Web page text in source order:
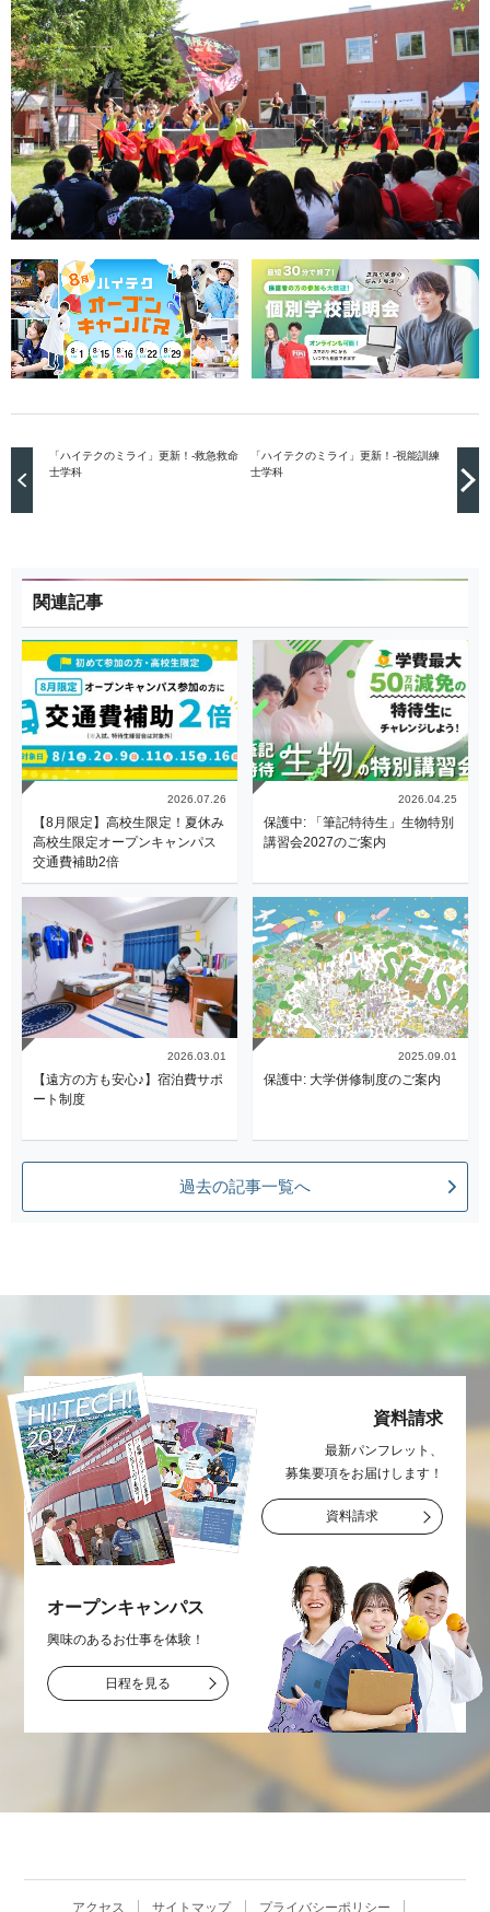
「ハイテクのミライ」更新！-救急救命
士学科
「ハイテクのミライ」更新！-視能訓練
士学科
関連記事
2026.07.26
【8月限定】高校生限定！夏休み
高校生限定オープンキャンパス
交通費補助2倍
2026.04.25
保護中: 「筆記特待生」生物特別
講習会2027のご案内
2026.03.01
【遠方の方も安心♪】宿泊費サポ
ート制度
2025.09.01
保護中: 大学併修制度のご案内
過去の記事一覧へ
資料請求
最新パンフレット、
募集要項をお届け します！
資料請求
オープンキャンパス
興味のあるお仕事を体験！
日程を見る
アクセス サイトマップ プライバシーポリシー